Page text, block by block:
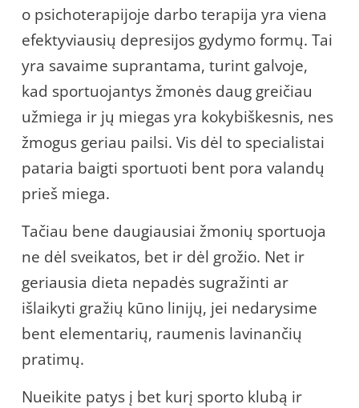
o psichoterapijoje darbo terapija yra viena
efektyviausių depresijos gydymo formų. Tai
yra savaime suprantama, turint galvoje,
kad sportuojantys žmonės daug greičiau
užmiega ir jų miegas yra kokybiškesnis, nes
žmogus geriau pailsi. Vis dėl to specialistai
pataria baigti sportuoti bent pora valandų
prieš miega.
Tačiau bene daugiausiai žmonių sportuoja
ne dėl sveikatos, bet ir dėl grožio. Net ir
geriausia dieta nepadės sugražinti ar
išlaikyti gražių kūno linijų, jei nedarysime
bent elementarių, raumenis lavinančių
pratimų.
Nueikite patys į bet kurį sporto klubą ir